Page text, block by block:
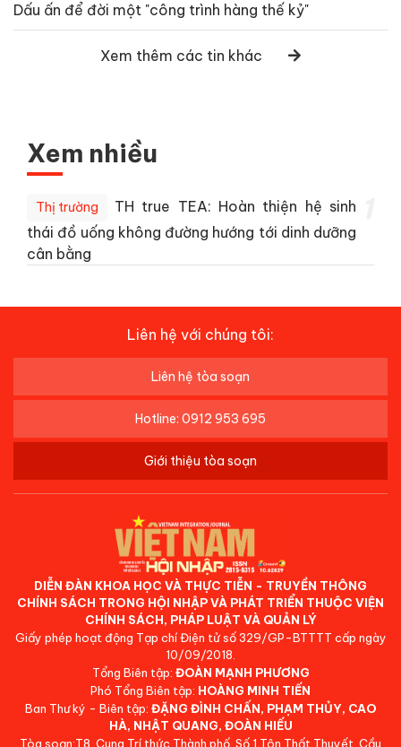
Dấu ấn để đời một "công trình hàng thế kỷ"
Xem thêm các tin khác
Xem nhiều
Thị trường
TH true TEA: Hoàn thiện hệ sinh
thái đồ uống không đường hướng tới dinh dưỡng
cân bằng
Liên hệ với chúng tôi:
Liên hệ tòa soạn
Hotline: 0912 953 695
Giới thiệu tòa soạn
DIỄN ĐÀN KHOA HỌC VÀ THỰC TIỄN - TRUYỀN THÔNG
CHÍNH SÁCH TRONG HỘI NHẬP VÀ PHÁT TRIỂN THUỘC VIỆN
CHÍNH SÁCH, PHÁP LUẬT VÀ QUẢN LÝ
Giấy phép hoạt động Tạp chí Điện tử số 329/GP-BTTTT cấp ngày
10/09/2018.
Tổng Biên tập: ĐOÀN MẠNH PHƯƠNG
Phó Tổng Biên tập: HOÀNG MINH TIẾN
Ban Thư ký - Biên tập: ĐẶNG ĐÌNH CHẤN, PHẠM THỦY, CAO
HÀ, NHẬT QUANG, ĐOÀN HIẾU
Tòa soạn:T8, Cung Trí thức Thành phố, Số 1 Tôn Thất Thuyết, Cầu